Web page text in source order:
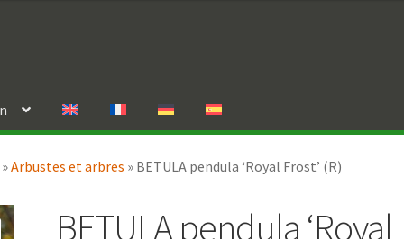
»Arbustes et arbres » BETULA pendula ‘Royal Frost’ (R)
BETULA pendula ‘Royal